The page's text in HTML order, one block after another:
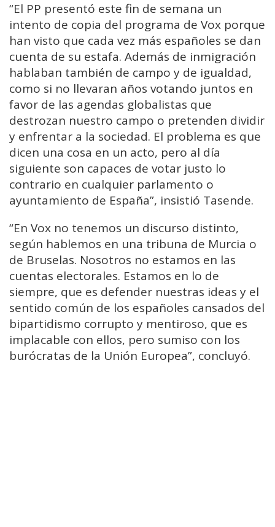
“El PP presentó este fin de semana un
intento de copia del programa de Vox porque
han visto que cada vez más españoles se dan
cuenta de su estafa. Además de inmigración
hablaban también de campo y de igualdad,
como si no llevaran años votando juntos en
favor de las agendas globalistas que
destrozan nuestro campo o pretenden dividir
y enfrentar a la sociedad. El problema es que
dicen una cosa en un acto, pero al día
siguiente son capaces de votar justo lo
contrario en cualquier parlamento o
ayuntamiento de España”, insistió Tasende.
“En Vox no tenemos un discurso distinto,
según hablemos en una tribuna de Murcia o
de Bruselas. Nosotros no estamos en las
cuentas electorales. Estamos en lo de
siempre, que es defender nuestras ideas y el
sentido común de los españoles cansados del
bipartidismo corrupto y mentiroso, que es
implacable con ellos, pero sumiso con los
burócratas de la Unión Europea”, concluyó.